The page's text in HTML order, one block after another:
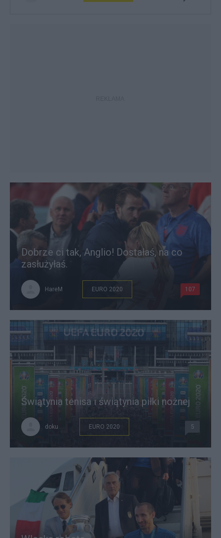
Dobrze ci tak, Anglio! Dostałaś, na co
zasłużyłaś.
HareM EURO 2020 107
Świątynia tenisa i świątynia piłki nożnej
doku EURO 2020 5